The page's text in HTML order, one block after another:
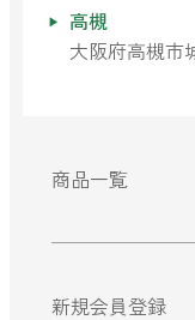
高槻
大阪府高槻市
商品一覧
新規会員登録